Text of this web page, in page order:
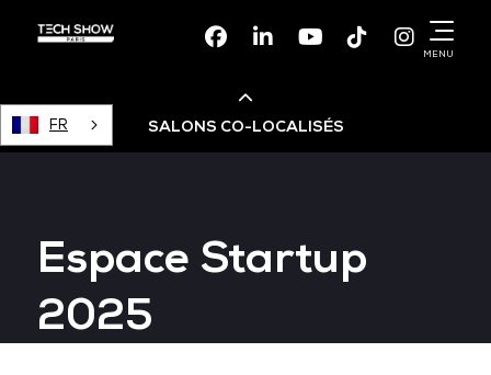
FacebookLinkedinYoutubeTikTok
MENU
FR SALONS CO-LOCALISÉS
Devops Live
Cloud & Cyber Security
Espace Startup
2025